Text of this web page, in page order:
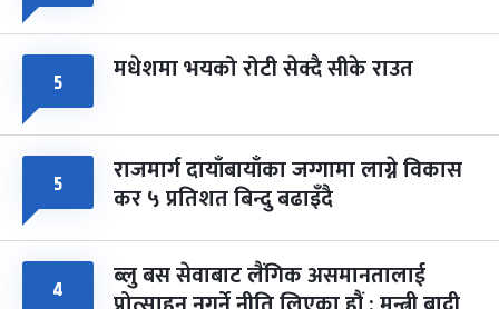
५ मधेशमा भयको रोटी सेक्दै सीके राउत
५ राजमार्ग दायाँबायाँका जग्गामा लाग्ने विकास
कर ५ प्रतिशत बिन्दु बढाइँदै
४ ब्लु बस सेवाबाट लैंगिक असमानतालाई